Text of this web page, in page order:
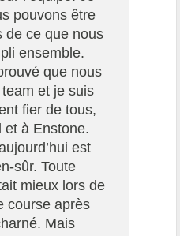
pouvons être
de ce que nous
ensemble.
que nous
et je suis
fier de tous,
et à Enstone.
est
sûr. Toute
mieux lors de
course après
Mais